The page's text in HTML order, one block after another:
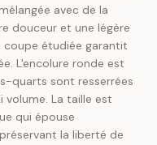
avec de la
douceur et une légère
étudiée garantit
L'encolure ronde est
quarts sont resserrées
volume. La taille est
qui épouse
la liberté de